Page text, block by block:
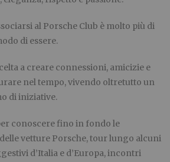
al Porsche Club è molto più di
di essere.
a creare connessioni, amicizie e
nel tempo, vivendo oltretutto un
di iniziative.
conoscere fino in fondo le
vetture Porsche, tour lungo alcuni
d’Italia e d’Europa, incontri